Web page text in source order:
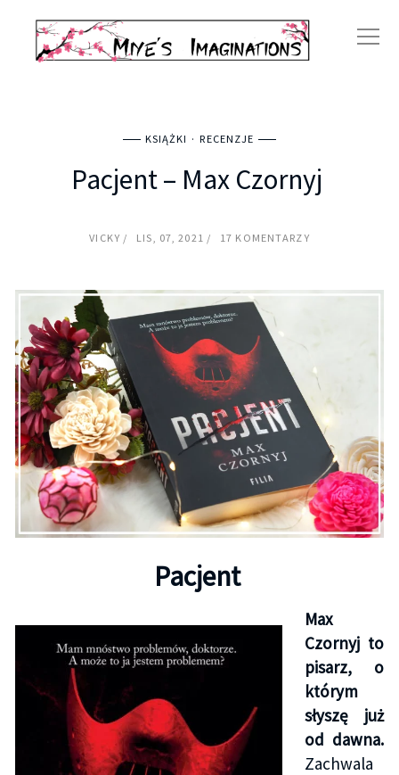
KSIĄŻKI RECENZJE
Pacjent – Max Czornyj
VICKY LIS, 07, 2021 17 KOMENTARZY
Pacjent
Max
Czornyj to
pisarz, o
którym
słyszę już
od dawna.
Zachwala